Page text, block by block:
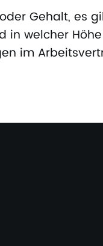
Gehalt, es
in welcher
im